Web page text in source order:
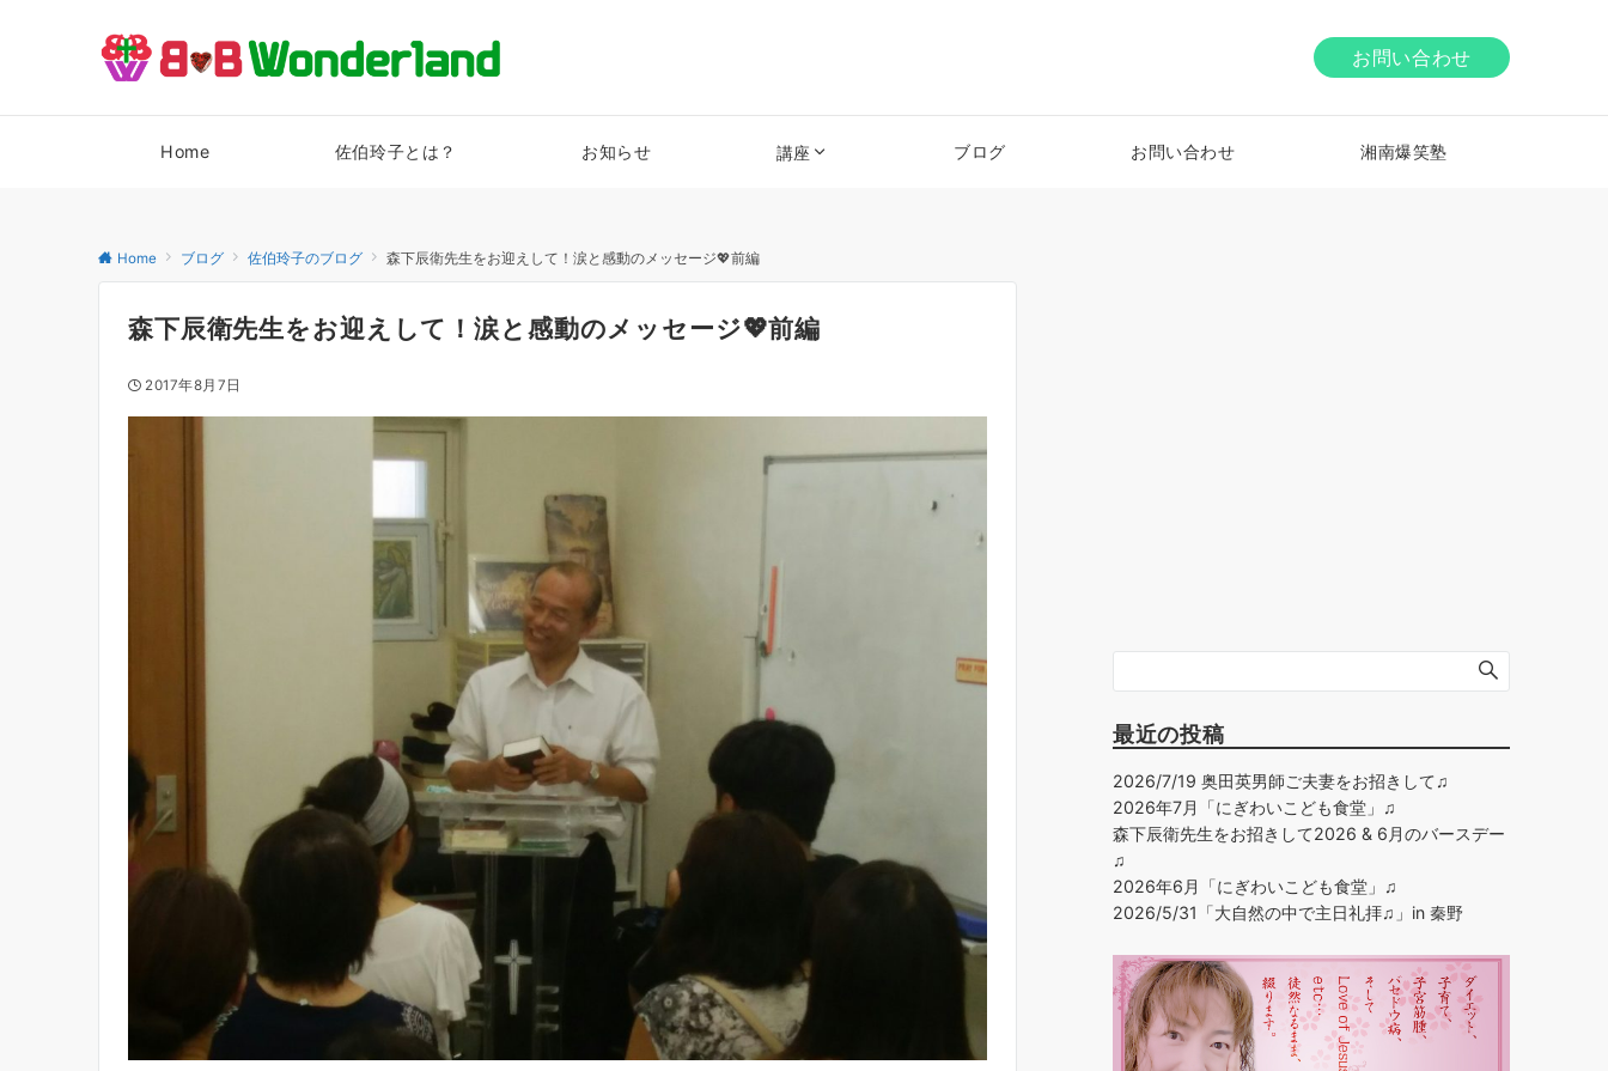
お問い合わせ
Home 佐伯玲子とは？ お知らせ 講座 ブログ お問い合わせ 湘南爆笑塾
Home ブログ 佐伯玲子のブログ 森下辰衛先生をお迎えして！涙と感動のメッセージ💖前編
森下辰衛先生をお迎えして！涙と感動のメッセージ💖前編
2017年8月7日
最近の投稿
2026/7/19 奥田英男師ご夫妻をお招きして♫
2026年7月「にぎわいこども食堂」♫
森下辰衛先生をお招きして2026 & 6月のバースデー
♫
2026年6月「にぎわいこども食堂」♫
2026/5/31「大自然の中で主日礼拝♫」in 秦野